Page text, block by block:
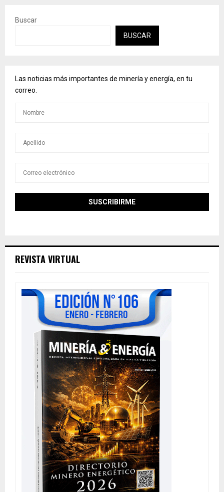
Buscar
BUSCAR
Las noticias más importantes de minería y energía, en tu
correo.
REVISTA VIRTUAL